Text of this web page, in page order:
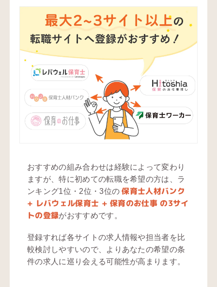
おすすめの組み合わせは経験によって変わり
ますが、特に初めての転職を希望の方は、ラ
ンキング1位・2位・3位の保育士人材バンク
+ レバウェル保育士 + 保育のお仕事 の3サイ
トの登録がおすすめです。
登録すれば各サイトの求人情報や担当者を比
較検討しやすいので、よりあなたの希望の条
件の求人に巡り会える可能性が高まります。